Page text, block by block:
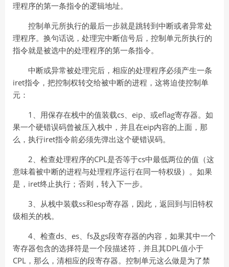
理程序的第一条指令的逻辑地址。
控制单元所执行的最后一步就是跳转到中断或者异常处
理程序。换句话说，处理完中断信号后，控制单元所执行的
指令就是被选中的处理程序的第一条指令。
中断或异常被处理完后，相应的处理程序必须产生一条
iret指令，把控制权转交给被中断的进程，这将迫使控制单
元：
1、用保存在栈中的值装载cs、eip、或eflag寄存器。如
果一个硬错误码曾被压入栈中，并且在eip内容的上面，那
么，执行iret指令前必须先弹出这个硬错误码。
2、检查处理程序的CPL是否等于cs中最低两位的值（这
意味着被中断的进程与处理程序运行在同一特权级）。如果
是，iret终止执行；否则，转入下一步。
3、从栈中装载ss和esp寄存器，因此，返回到与旧特权
级相关的栈。
4、检查ds、es、fs及gs段寄存器的内容，如果其中一个
寄存器包含的选择符是一个段描述符，并且其DPL值小于
CPL，那么，清相应的段寄存器。控制单元这么做是为了禁